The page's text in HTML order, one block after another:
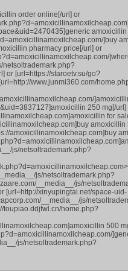
order online[/url] or
amoxicillin
]buy
pharmacy price[/url] or
netsoltrademark.php?
or [url=https://staroetv.su/go?
www.junmi360.com/
250 mg[/url]
for
amoxicillin
amoxicillinamoxilcheap.com]buy
js/netsoltrademark.php?
js/netsoltrademark.php?
__media__/js/
[url=http://xinyupingtai.net/space-uid-
__media__/js/
toupiao.ddjfwl.cn/home.php?
500
js/netsoltrademark.php?